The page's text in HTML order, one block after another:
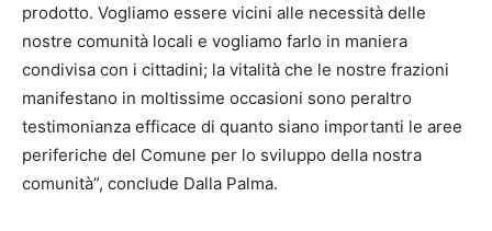
prodotto. Vogliamo essere vicini alle necessità delle
nostre comunità locali e vogliamo farlo in maniera
condivisa con i cittadini; la vitalità che le nostre frazioni
manifestano in moltissime occasioni sono peraltro
testimonianza efficace di quanto siano importanti le aree
periferiche del Comune per lo sviluppo della nostra
comunità”, conclude Dalla Palma.